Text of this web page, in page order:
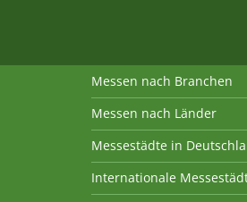
Messen nach Branchen
Messen nach Länder
Messestädte in
Internationale